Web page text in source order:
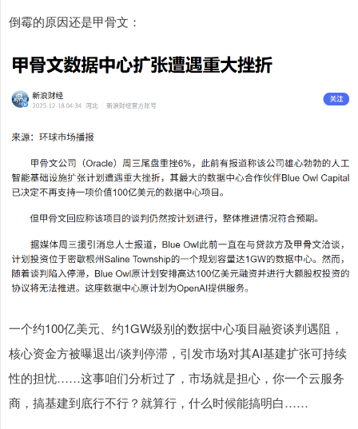
倒霉的原因还是甲骨文：
一个约100亿美元、约1GW级别的数据中心项目融资谈判遇阻，
核心资金方被曝退出/谈判停滞，引发市场对其AI基建扩张可持续
性的担忧……这事咱们分析过了，市场就是担心，你一个云服务
商，搞基建到底行不行？就算行，什么时候能搞明白……